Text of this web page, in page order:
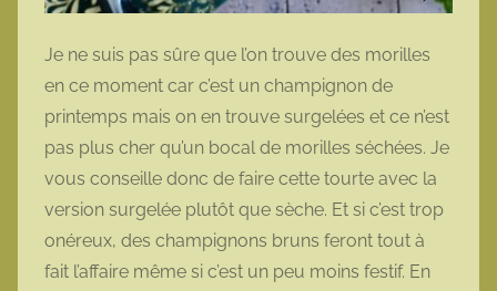
Je ne suis pas sûre que l’on trouve des morilles
en ce moment car c’est un champignon de
printemps mais on en trouve surgelées et ce n’est
pas plus cher qu’un bocal de morilles séchées. Je
vous conseille donc de faire cette tourte avec la
version surgelée plutôt que sèche. Et si c’est trop
onéreux, des champignons bruns feront tout à
fait l’affaire même si c’est un peu moins festif. En